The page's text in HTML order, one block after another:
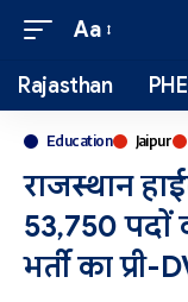
Aa
Rajasthan
Education Jaipur
राजस्थान
53,750 पदों
भर्ती का प्री-